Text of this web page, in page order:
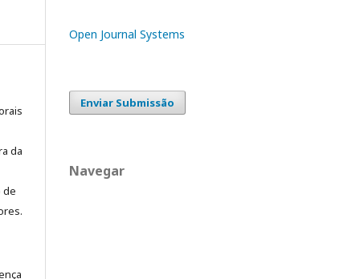
da
de
Open Journal Systems
Enviar Submissão
Navegar